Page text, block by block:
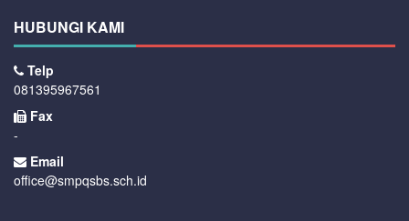
HUBUNGI KAMI
Telp
081395967561
Fax
-
Email
office@smpqsbs.sch.id